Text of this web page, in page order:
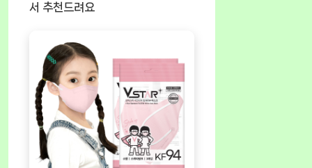
서 추천드려요